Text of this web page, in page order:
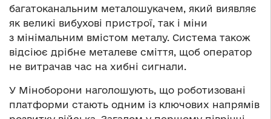
багатоканальним металошукачем, який виявляє
як великі вибухові пристрої, так і міни
з мінімальним вмістом металу. Система також
відсіює дрібне металеве сміття, щоб оператор
не витрачав час на хибні сигнали.
У Міноборони наголошують, що роботизовані
платформи стають одним із ключових напрямів